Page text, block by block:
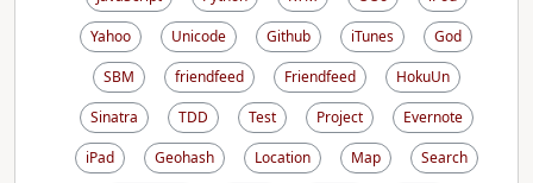
Yahoo
Unicode Github iTunes
God
SBM
friendfeed Friendfeed
HokuUn
Sinatra
TDD Test Project
Evernote
iPad
Geohash Location Map
Search